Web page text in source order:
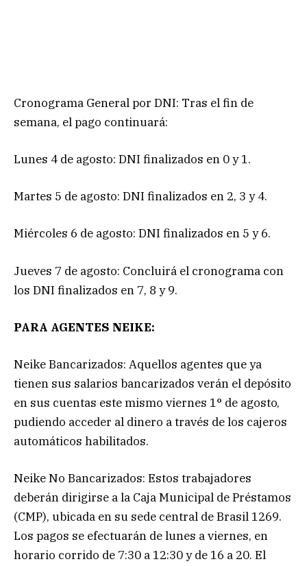
Cronograma General por DNI: Tras el fin de
semana, el pago continuará:
Lunes 4 de agosto: DNI finalizados en 0 y 1.
Martes 5 de agosto: DNI finalizados en 2, 3 y 4.
Miércoles 6 de agosto: DNI finalizados en 5 y 6.
Jueves 7 de agosto: Concluirá el cronograma con
los DNI finalizados en 7, 8 y 9.
PARA AGENTES NEIKE:
Neike Bancarizados: Aquellos agentes que ya
tienen sus salarios bancarizados verán el depósito
en sus cuentas este mismo viernes 1° de agosto,
pudiendo acceder al dinero a través de los cajeros
automáticos habilitados.
Neike No Bancarizados: Estos trabajadores
deberán dirigirse a la Caja Municipal de Préstamos
(CMP), ubicada en su sede central de Brasil 1269.
Los pagos se efectuarán de lunes a viernes, en
horario corrido de 7:30 a 12:30 y de 16 a 20. El